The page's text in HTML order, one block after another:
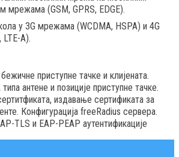
мрежама (GSM, GPRS, EDGE).
у 3G мрежама (WCDMA, HSPA) и 4G
А).
приступне тачке и клијената.
антене и позиције приступне тачке.
издавање сертификата за
Конфигурација freeRadius сервера.
TLS и EAP-PEAP аутентификације